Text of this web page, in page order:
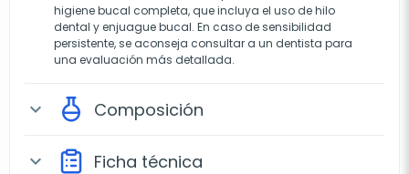
higiene bucal completa, que incluya el uso de hilo
dental y enjuague bucal. En caso de sensibilidad
persistente, se aconseja consultar a un dentista para
una evaluación más detallada.
expand_more Composición
expand_more Ficha técnica